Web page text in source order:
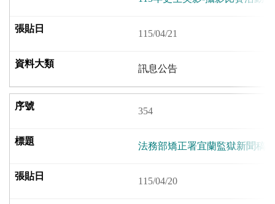
115/04/21
訊息公告
354
法務部矯正署宜蘭監獄新聞稿
115/04/20